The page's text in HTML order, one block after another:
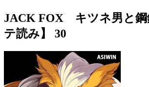
JACK FOX キツネ男と鋼
テ読み】 30